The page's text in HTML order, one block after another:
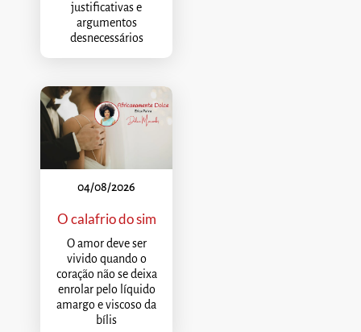
justificativas e
argumentos
desnecessários
04/08/2026
O calafrio do sim
O amor deve ser
vivido quando o
coração não se deixa
enrolar pelo líquido
amargo e viscoso da
bílis